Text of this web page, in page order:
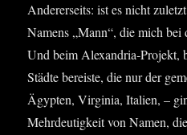
Ande­rer­seits: ist es nicht
Namens „Mann“, die mich bei
Und beim Alex­an­dria-Pro­jekt,
Städ­te bereis­te, die nur der
Ägyp­ten, Vir­gi­nia, Ita­li­en, –
Mehr­deu­tig­keit von Namen,